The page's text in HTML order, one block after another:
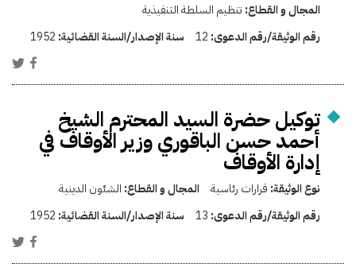
المجال و القطاع: تنظيم السلطة التنفيذية
رقم الوثيقة/رقم الدعوى: 12 سنة الإصدار/السنة القضائية: 1952
توكيل حضرة السيد المحترم الشيخ
أحمد حسن الباقوري وزير الأوقاف في
إدارة الأوقاف
نوع الوثيقة: قرارات رئاسية المجال و القطاع: الشئون الدينية
رقم الوثيقة/رقم الدعوى: 13 سنة الإصدار/السنة القضائية: 1952